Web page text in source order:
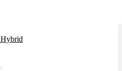
Hybrid